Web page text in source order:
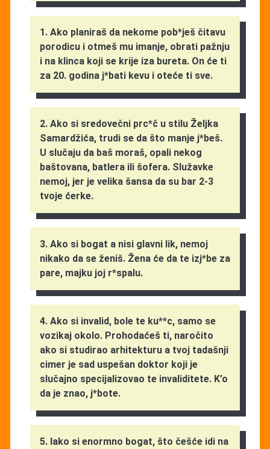
1. Ako planiraš da nekome pob*ješ čitavu
porodicu i otmeš mu imanje, obrati pažnju
i na klinca koji se krije iza bureta. On će ti
za 20. godina j*bati kevu i oteće ti sve.
2. Ako si sredovečni prc*č u stilu Željka
Samardžića, trudi se da što manje j*beš.
U slučaju da baš moraš, opali nekog
baštovana, batlera ili šofera. Služavke
nemoj, jer je velika šansa da su bar 2-3
tvoje ćerke.
3. Ako si bogat a nisi glavni lik, nemoj
nikako da se ženiš. Žena će da te izj*be za
pare, majku joj r*spalu.
4. Ako si invalid, bole te ku**c, samo se
vozikaj okolo. Prohodaćeš ti, naročito
ako si studirao arhitekturu a tvoj tadašnji
cimer je sad uspešan doktor koji je
slučajno specijalizovao te invaliditete. K’o
da je znao, j*bote.
5. Iako si enormno bogat, što češće idi na